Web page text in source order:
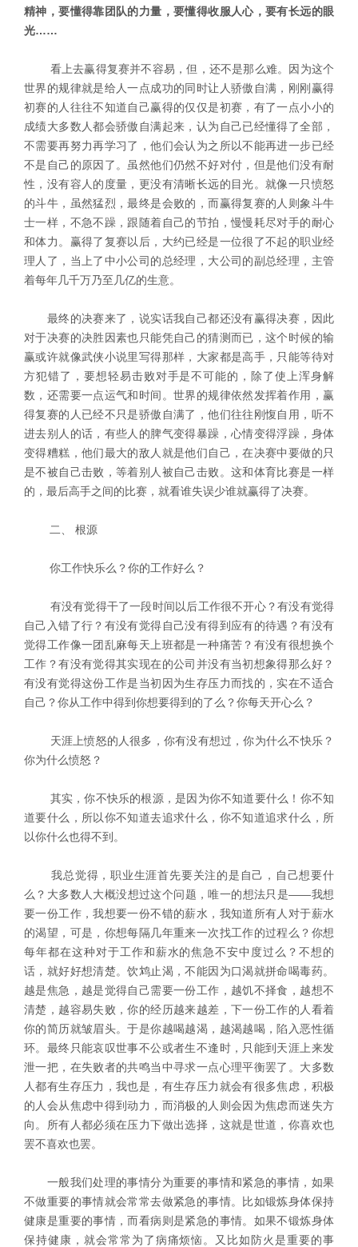
精神，要懂得靠团队的力量，要懂得收服人心，要有长远的眼
光……
看上去赢得复赛并不容易，但，还不是那么难。因为这个
世界的规律就是给人一点成功的同时让人骄傲自满，刚刚赢得
初赛的人往往不知道自己赢得的仅仅是初赛，有了一点小小的
成绩大多数人都会骄傲自满起来，认为自己已经懂得了全部，
不需要再努力再学习了，他们会认为之所以不能再进一步已经
不是自己的原因了。虽然他们仍然不好对付，但是他们没有耐
性，没有容人的度量，更没有清晰长远的目光。就像一只愤怒
的斗牛，虽然猛烈，最终是会败的，而赢得复赛的人则象斗牛
士一样，不急不躁，跟随着自己的节拍，慢慢耗尽对手的耐心
和体力。赢得了复赛以后，大约已经是一位很了不起的职业经
理人了，当上了中小公司的总经理，大公司的副总经理，主管
着每年几千万乃至几亿的生意。
最终的决赛来了，说实话我自己都还没有赢得决赛，因此
对于决赛的决胜因素也只能凭自己的猜测而已，这个时候的输
赢或许就像武侠小说里写得那样，大家都是高手，只能等待对
方犯错了，要想轻易击败对手是不可能的，除了使上浑身解
数，还需要一点运气和时间。世界的规律依然发挥着作用，赢
得复赛的人已经不只是骄傲自满了，他们往往刚愎自用，听不
进去别人的话，有些人的脾气变得暴躁，心情变得浮躁，身体
变得糟糕，他们最大的敌人就是他们自己，在决赛中要做的只
是不被自己击败，等着别人被自己击败。这和体育比赛是一样
的，最后高手之间的比赛，就看谁失误少谁就赢得了决赛。
二、 根源
你工作快乐么？你的工作好么？
有没有觉得干了一段时间以后工作很不开心？有没有觉得
自己入错了行？有没有觉得自己没有得到应有的待遇？有没有
觉得工作像一团乱麻每天上班都是一种痛苦？有没有很想换个
工作？有没有觉得其实现在的公司并没有当初想象得那么好？
有没有觉得这份工作是当初因为生存压力而找的，实在不适合
自己？你从工作中得到你想要得到的了么？你每天开心么？
天涯上愤怒的人很多，你有没有想过，你为什么不快乐？
你为什么愤怒？
其实，你不快乐的根源，是因为你不知道要什么！你不知
道要什么，所以你不知道去追求什么，你不知道追求什么，所
以你什么也得不到。
我总觉得，职业生涯首先要关注的是自己，自己想要什
么？大多数人大概没想过这个问题，唯一的想法只是——我想
要一份工作，我想要一份不错的薪水，我知道所有人对于薪水
的渴望，可是，你想每隔几年重来一次找工作的过程么？你想
每年都在这种对于工作和薪水的焦急不安中度过么？不想的
话，就好好想清楚。饮鸩止渴，不能因为口渴就拼命喝毒药。
越是焦急，越是觉得自己需要一份工作，越饥不择食，越想不
清楚，越容易失败，你的经历越来越差，下一份工作的人看着
你的简历就皱眉头。于是你越喝越渴，越渴越喝，陷入恶性循
环。最终只能哀叹世事不公或者生不逢时，只能到天涯上来发
泄一把，在失败者的共鸣当中寻求一点心理平衡罢了。大多数
人都有生存压力，我也是，有生存压力就会有很多焦虑，积极
的人会从焦虑中得到动力，而消极的人则会因为焦虑而迷失方
向。所有人都必须在压力下做出选择，这就是世道，你喜欢也
罢不喜欢也罢。
一般我们处理的事情分为重要的事情和紧急的事情，如果
不做重要的事情就会常常去做紧急的事情。比如锻炼身体保持
健康是重要的事情，而看病则是紧急的事情。如果不锻炼身体
保持健康，就会常常为了病痛烦恼。又比如防火是重要的事